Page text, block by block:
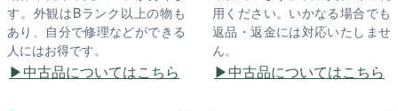
す。外観はBランク以上の物も
あり、自分で修理などができる
人にはお得です。
中古品についてはこちら
用ください。いかなる場合でも
返品・返金には対応いたしませ
ん。
中古品についてはこちら